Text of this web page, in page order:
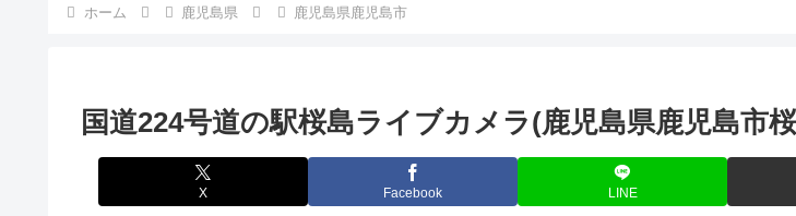
ホーム 鹿児島県 鹿児島県鹿児島市
国道224号道の駅桜島ライブカメラ(鹿児島県鹿児島市
X Facebook LINE